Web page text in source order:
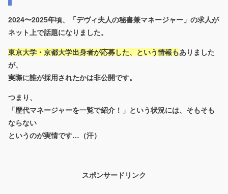
2024〜2025年頃、「デヴィ夫人の秘書兼マネージャー」の求人が
ネット上で話題になりました。
東京大学・京都大学出身者が応募した、という情報もありました
が、
実際に誰が採用されたかは非公開です。
つまり、
「歴代マネージャーを一覧で紹介！」という状況には、そもそも
ならない
というのが実情です…（汗）
スポンサードリンク